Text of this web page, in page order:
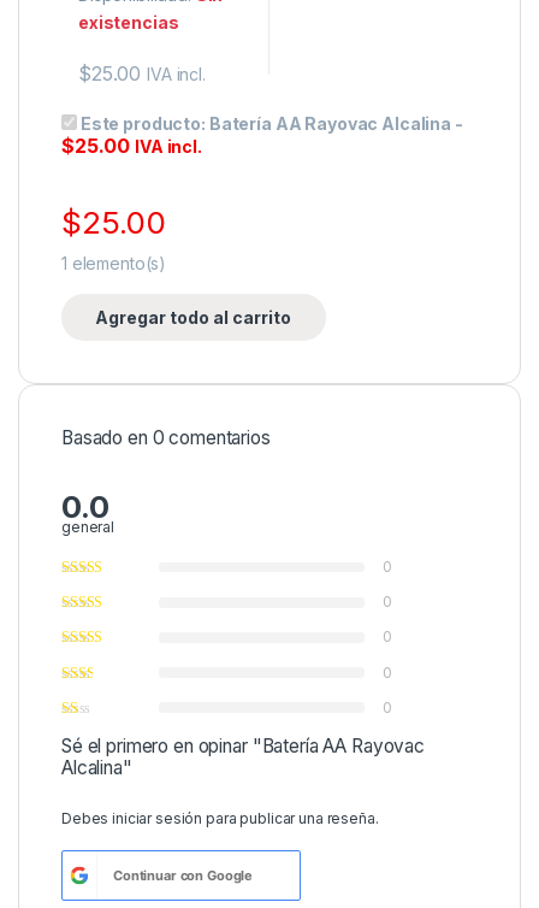
existencias
$25.00 IVA incl.
Este producto: Batería AA Rayovac Alcalina -
$25.00 IVA incl.
$25.00
1 elemento(s)
Agregar todo al carrito
Basado en 0 comentarios
0.0
general
0
0
0
0
0
Sé el primero en opinar "Batería AA Rayovac
Alcalina"
Debesiniciar sesión para publicar una reseña.
Continuar conGoogle